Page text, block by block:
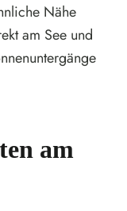
Nähe
am See und
am